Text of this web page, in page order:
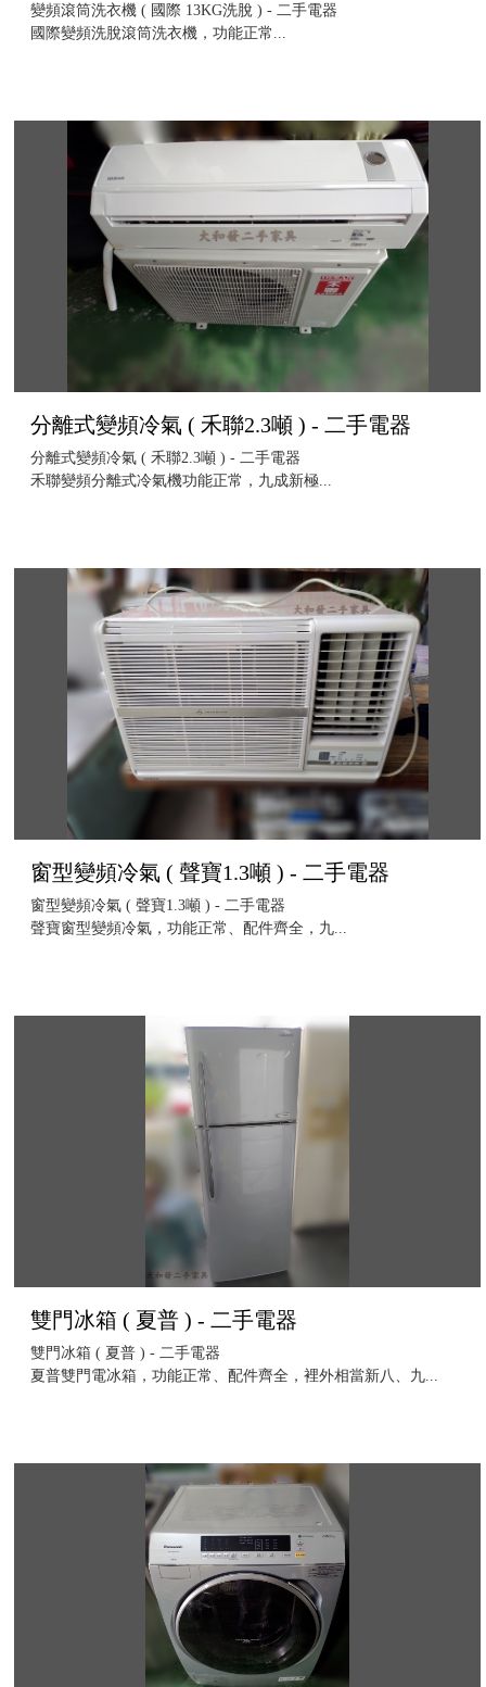
變頻滾筒洗衣機 ( 國際 13KG洗脫 ) - 二手電器
國際變頻洗脫滾筒洗衣機，功能正常...
分離式變頻冷氣 ( 禾聯2.3噸 ) - 二手電器
分離式變頻冷氣 ( 禾聯2.3噸 ) - 二手電器
禾聯變頻分離式冷氣機功能正常，九成新極...
窗型變頻冷氣 ( 聲寶1.3噸 ) - 二手電器
窗型變頻冷氣 ( 聲寶1.3噸 ) - 二手電器
聲寶窗型變頻冷氣，功能正常、配件齊全，九...
雙門冰箱 ( 夏普 ) - 二手電器
雙門冰箱 ( 夏普 ) - 二手電器
夏普雙門電冰箱，功能正常、配件齊全，裡外相當新八、九...